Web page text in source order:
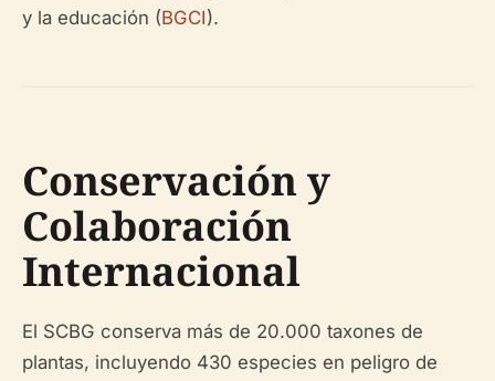
y la educación (BGCI).
Conservación y
Colaboración
Internacional
El SCBG conserva más de 20.000 taxones de
plantas, incluyendo 430 especies en peligro de